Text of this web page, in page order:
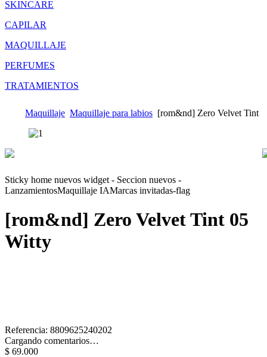
SKINCARE
CAPILAR
MAQUILLAJE
PERFUMES
TRATAMIENTOS
Maquillaje Maquillaje para labios [rom&nd] Zero Velvet Tint
Sticky home nuevos widget - Seccion nuevos -
LanzamientosMaquillaje IAMarcas invitadas-flag
[rom&nd] Zero Velvet Tint 05
Witty
Referencia: 8809625240202
Cargando comentarios…
$ 69.000